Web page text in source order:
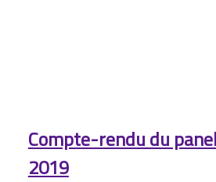
Compte-rendu du
2019